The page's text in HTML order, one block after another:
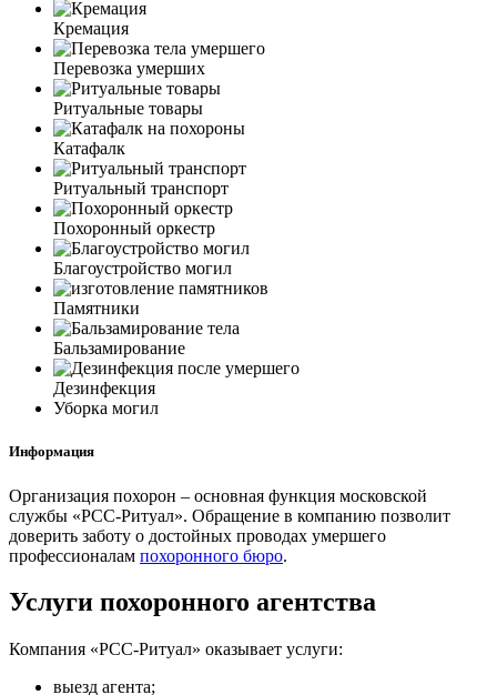
Кремация
Перевозка умерших
Ритуальные товары
Катафалк
Ритуальный транспорт
Похоронный оркестр
Благоустройство могил
Памятники
Бальзамирование
Дезинфекция
Уборка могил
Информация
Организация похорон – основная функция московской
службы «РСС-Ритуал». Обращение в компанию позволит
доверить заботу о достойных проводах умершего
профессионалам похоронного бюро.
Услуги похоронного агентства
Компания «РСС-Ритуал» оказывает услуги:
выезд агента;